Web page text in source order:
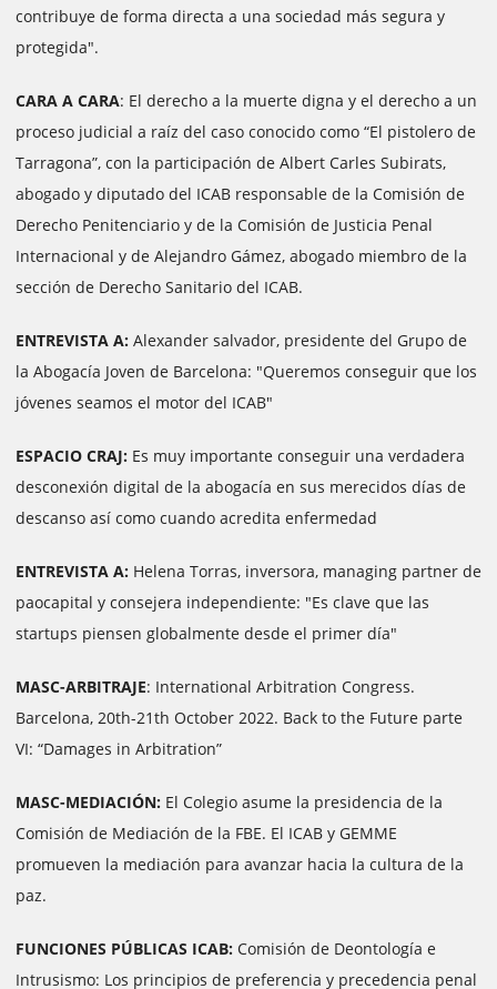
contribuye de forma directa a una sociedad más segura y
protegida".
CARA A CARA: El derecho a la muerte digna y el derecho a un
proceso judicial a raíz del caso conocido como “El pistolero de
Tarragona”, con la participación de Albert Carles Subirats,
abogado y diputado del ICAB responsable de la Comisión de
Derecho Penitenciario y de la Comisión de Justicia Penal
Internacional y de Alejandro Gámez, abogado miembro de la
sección de Derecho Sanitario del ICAB.
ENTREVISTA A: Alexander salvador, presidente del Grupo de
la Abogacía Joven de Barcelona: "Queremos conseguir que los
jóvenes seamos el motor del ICAB"
ESPACIO CRAJ: Es muy importante conseguir una verdadera
desconexión digital de la abogacía en sus merecidos días de
descanso así como cuando acredita enfermedad
ENTREVISTA A: Helena Torras, inversora, managing partner de
paocapital y consejera independiente: "Es clave que las
startups piensen globalmente desde el primer día"
MASC-ARBITRAJE: International Arbitration Congress.
Barcelona, ​​20th-21th October 2022. Back to the Future parte
VI: “Damages in Arbitration”
MASC-MEDIACIÓN: El Colegio asume la presidencia de la
Comisión de Mediación de la FBE. El ICAB y GEMME
promueven la mediación para avanzar hacia la cultura de la
paz.
FUNCIONES PÚBLICAS ICAB: Comisión de Deontología e
Intrusismo: Los principios de preferencia y precedencia penal